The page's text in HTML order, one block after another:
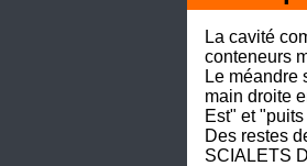
La cavité
conteneurs
Le méandre
main droite
Est" et
Des restes
SCIALETS